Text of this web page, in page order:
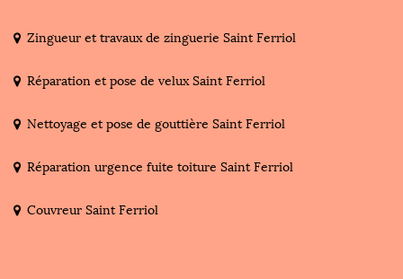
Zingueur et travaux de zinguerie Saint Ferriol
Réparation et pose de velux Saint Ferriol
Nettoyage et pose de gouttière Saint Ferriol
Réparation urgence fuite toiture Saint Ferriol
Couvreur Saint Ferriol